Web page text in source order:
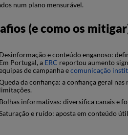
num plano mensurável.
(e como os
Desinformação e conteúdo enganoso:
Em Portugal, a ERC reportou aumento
de campanha ecomunicação
da confiança: a confiança geral nas
limitações.
Bolhas informativas: diversifica canais e
e ruído: aposta em conteúdo